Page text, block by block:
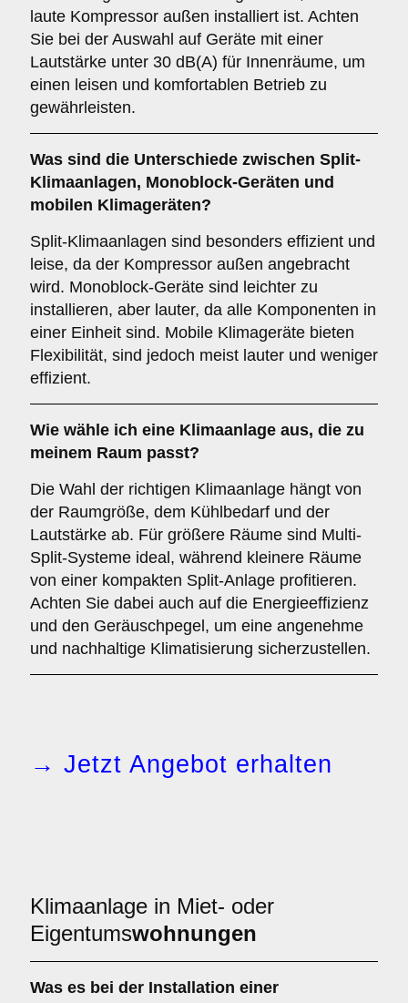
laute Kompressor außen installiert ist. Achten
Sie bei der Auswahl auf Geräte mit einer
Lautstärke unter 30 dB(A) für Innenräume, um
einen leisen und komfortablen Betrieb zu
gewährleisten.
Was sind die Unterschiede zwischen Split-
Klimaanlagen, Monoblock-Geräten und
mobilen Klimageräten?
Split-Klimaanlagen sind besonders effizient und
leise, da der Kompressor außen angebracht
wird. Monoblock-Geräte sind leichter zu
installieren, aber lauter, da alle Komponenten in
einer Einheit sind. Mobile Klimageräte bieten
Flexibilität, sind jedoch meist lauter und weniger
effizient.
Wie wähle ich eine Klimaanlage aus, die zu
meinem Raum passt?
Die Wahl der richtigen Klimaanlage hängt von
der Raumgröße, dem Kühlbedarf und der
Lautstärke ab. Für größere Räume sind Multi-
Split-Systeme ideal, während kleinere Räume
von einer kompakten Split-Anlage profitieren.
Achten Sie dabei auch auf die Energieeffizienz
und den Geräuschpegel, um eine angenehme
und nachhaltige Klimatisierung sicherzustellen.
→ Jetzt Angebot erhalten
Klimaanlage in Miet- oder
Eigentumswohnungen
Was es bei der Installation einer